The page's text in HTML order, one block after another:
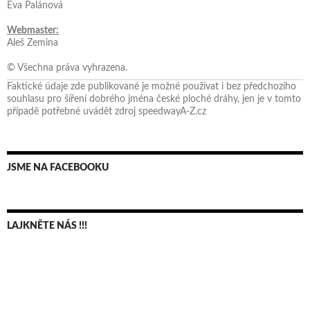
Eva Palánová
Webmaster:
Aleš Zemina
© Všechna práva vyhrazena.
Faktické údaje zde publikované je možné používat i bez předchozího
souhlasu pro šíření dobrého jména české ploché dráhy, jen je v tomto
případě potřebné uvádět zdroj speedwayA-Z.cz
JSME NA FACEBOOKU
LAJKNĚTE NÁS !!!